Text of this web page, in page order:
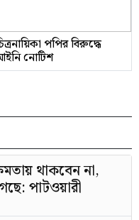
পপির বিরুদ্ধে
নোটিশ
থাকবেন না,
পাটওয়ারী